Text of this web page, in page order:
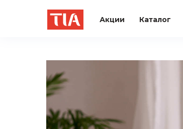
Каталог
Акции